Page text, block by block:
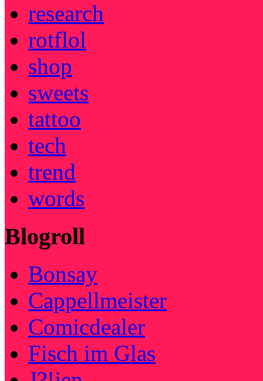
research
rotflol
shop
sweets
tattoo
tech
trend
words
Blogroll
Bonsay
Cappellmeister
Comicdealer
Fisch im Glas